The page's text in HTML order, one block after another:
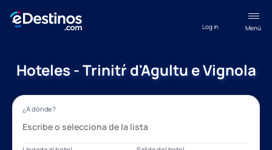
Menú
Log in
Hoteles - Trinitŕ d'Agultu e Vignola